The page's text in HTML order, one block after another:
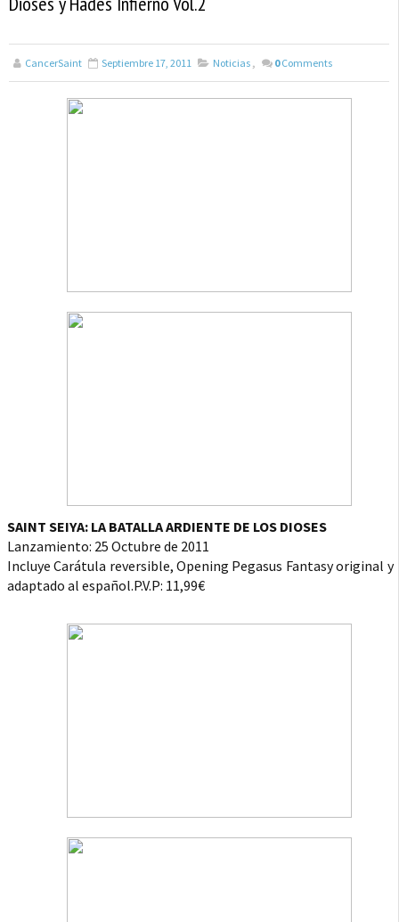
CancerSaint Septiembre 17, 2011 Noticias , 0 Comments
SAINT SEIYA: LA BATALLA ARDIENTE DE LOS DIOSES
Lanzamiento: 25 Octubre de 2011
Incluye Carátula reversible, Opening Pegasus Fantasy original y
adaptado al español.P.V.P: 11,99€